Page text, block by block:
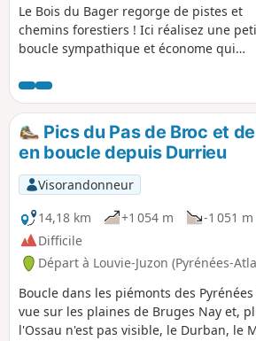
Le Bois du Bager regorge de pistes et
chemins forestiers ! Ici réalisez une
boucle sympathique et économe qui
sentier de sous-bois.
Pics du Pas de Broc et
en boucle depuis Durrieu
Visorandonneur
14,18 km
+1 054 m -1 051 m
Difficile
Départ à Louvie-Juzon (Pyrénées-
Boucle dans les piémonts des
vue sur les plaines de Bruges Nay et,
l'Ossau n'est pas visible, le Durban, le